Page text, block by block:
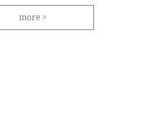
more